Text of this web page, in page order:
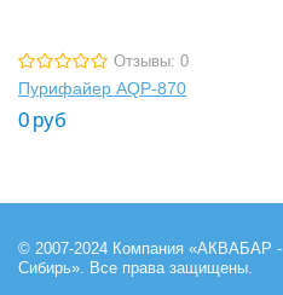
Отзывы: 0
Пурифайер AQP-870
0 руб
© 2007-2024 Компания «АКВАБАР -
Сибирь». Все права защищены.